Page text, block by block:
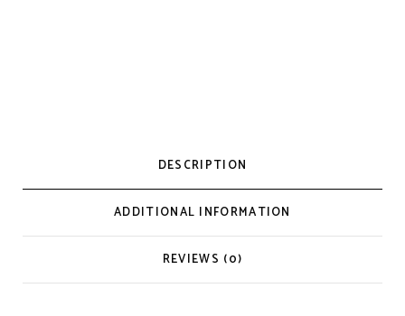
DESCRIPTION
ADDITIONAL INFORMATION
REVIEWS (0)